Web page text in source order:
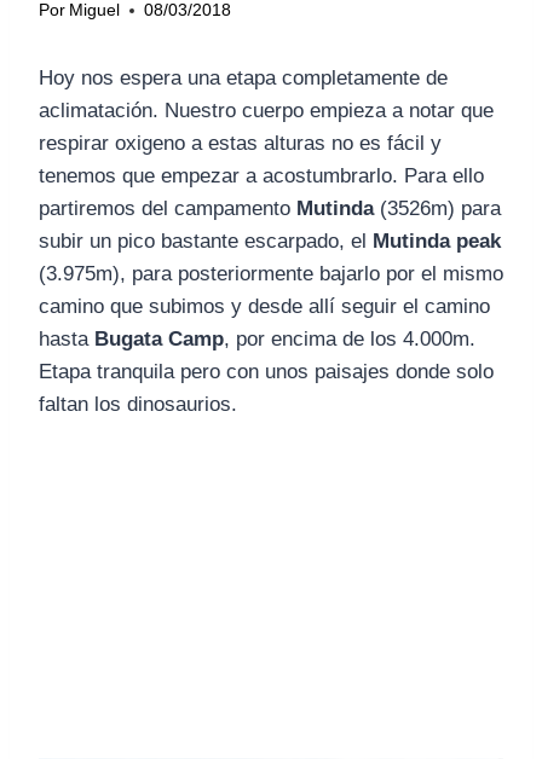
Por Miguel 08/03/2018
Hoy nos espera una etapa completamente de
aclimatación. Nuestro cuerpo empieza a notar que
respirar oxigeno a estas alturas no es fácil y
tenemos que empezar a acostumbrarlo. Para ello
partiremos del campamento Mutinda(3526m) para
subir un pico bastante escarpado, el
Mutinda peak
(3.975m), para posteriormente bajarlo por el mismo
camino que subimos y desde allí seguir el camino
hasta Bugata Camp, por encima de los 4.000m.
Etapa tranquila pero con unos paisajes donde solo
faltan los dinosaurios.